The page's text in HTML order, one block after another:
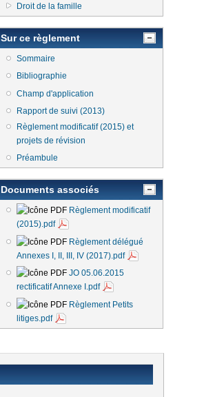
Droit de la famille
Sur ce règlement
Sommaire
Bibliographie
Champ d'application
Rapport de suivi (2013)
Règlement modificatif (2015) et
projets de révision
Préambule
Documents associés
Règlement modificatif
(2015).pdf
Règlement délégué
Annexes I, II, III, IV (2017).pdf
JO 05.06.2015
rectificatif Annexe I.pdf
Règlement Petits
litiges.pdf